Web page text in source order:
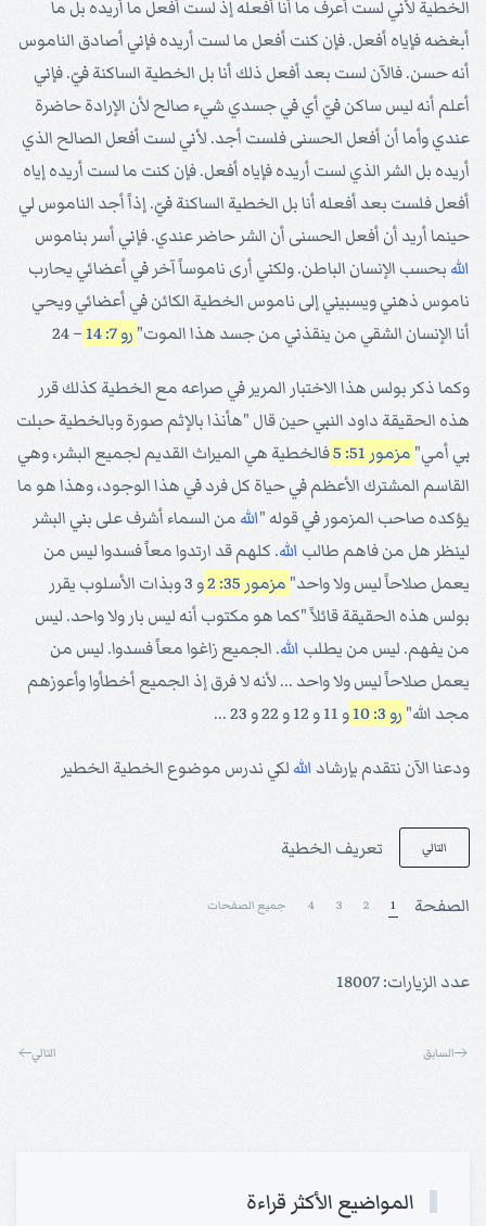
الخطية لأني لست أعرف ما أنا أفعله إذ لست أفعل ما أريده بل ما
أبغضه فإياه أفعل. فإن كنت أفعل ما لست أريده فإني أصادق الناموس
أنه حسن. فالآن لست بعد أفعل ذلك أنا بل الخطية الساكنة فيّ. فإني
أعلم أنه ليس ساكن فيّ أي في جسدي شيء صالح لأن الإرادة حاضرة
عندي وأما أن أفعل الحسنى فلست أجد. لأني لست أفعل الصالح الذي
أريده بل الشر الذي لست أريده فإياه أفعل. فإن كنت ما لست أريده إياه
أفعل فلست بعد أفعله أنا بل الخطية الساكنة فيّ. إذاً أجد الناموس لي
حينما أريد أن أفعل الحسنى أن الشر حاضر عندي. فإني أسر بناموس
الله بحسب الإنسان الباطن. ولكني أرى ناموساً آخر في أعضائي يحارب
ناموس ذهني ويسبيني إلى ناموس الخطية الكائن في أعضائي ويحي
أنا الإنسان الشقي من ينقذني من جسد هذا الموت" رو 7: 14 – 24
وكما ذكر بولس هذا الاختبار المرير في صراعه مع الخطية كذلك قرر
هذه الحقيقة داود النبي حين قال "هأنذا بالإثم صورة وبالخطية حبلت
بي أمي" مزمور 51: 5
فالخطية هي الميراث القديم لجميع البشر، وهي
القاسم المشترك الأعظم في حياة كل فرد في هذا الوجود، وهذا هو ما
يؤكده صاحب المزمور في قوله "الله من السماء أشرف على بني البشر
لينظر هل من فاهم طالب الله. كلهم قد ارتدوا معاً فسدوا ليس من
يعمل صلاحاً ليس ولا واحد" مزمور 35: 2
و 3 وبذات الأسلوب يقرر
بولس هذه الحقيقة قائلاً "كما هو مكتوب أنه ليس بار ولا واحد. ليس
من يفهم. ليس من يطلب الله. الجميع زاغوا معاً فسدوا. ليس من
يعمل صلاحاً ليس ولا واحد ... لأنه لا فرق إذ الجميع أخطأوا وأعوزهم
مجد الله" رو 3: 10 و 11 و 12 و 22 و 23 ...
ودعنا الآن نتقدم بإرشاد الله لكي ندرس موضوع الخطية الخطير
التالي تعريف الخطية
الصفحة 1
2
3
4 جميع الصفحات
عدد الزيارات: 18007
السابق التالي
المواضيع الأكثر قراءة